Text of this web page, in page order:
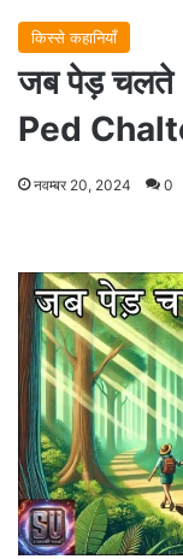
किस्से कहानियाँ
जब पेड़ चलते
Ped
नवम्बर 20, 2024 0